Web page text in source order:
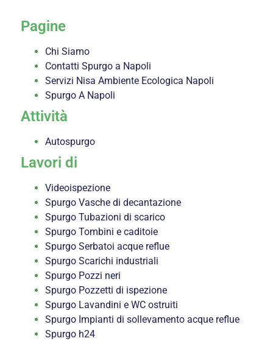
Pagine
Chi Siamo
Contatti Spurgo a Napoli
Servizi Nisa Ambiente Ecologica Napoli
Spurgo A Napoli
Attività
Autospurgo
Lavori di
Videoispezione
Spurgo Vasche di decantazione
Spurgo Tubazioni di scarico
Spurgo Tombini e caditoie
Spurgo Serbatoi acque reflue
Spurgo Scarichi industriali
Spurgo Pozzi neri
Spurgo Pozzetti di ispezione
Spurgo Lavandini e WC ostruiti
Spurgo Impianti di sollevamento acque reflue
Spurgo h24